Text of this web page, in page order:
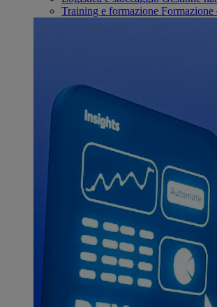
Training e formazione